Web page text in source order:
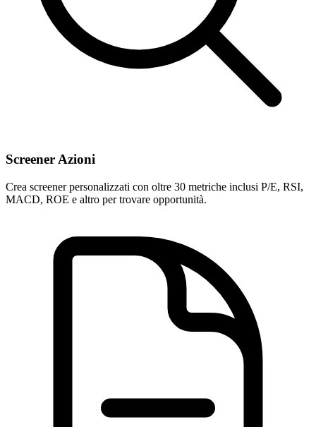
Screener Azioni
Crea screener personalizzati con oltre 30 metriche inclusi P/E, RSI,
MACD, ROE e altro per trovare opportunità.